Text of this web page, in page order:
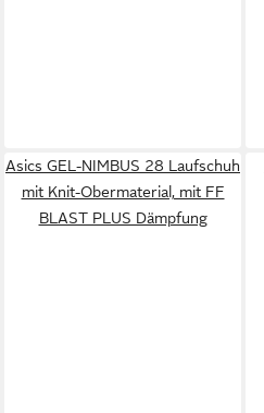
Asics GEL-NIMBUS 28 Laufschuh
mit Knit-Obermaterial, mit FF
BLAST PLUS Dämpfung